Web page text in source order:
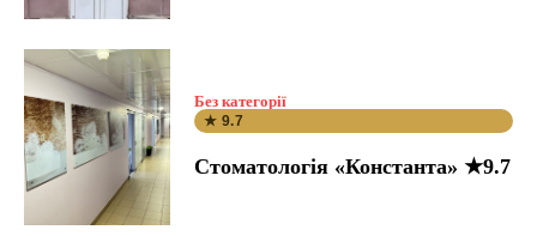
Без категорії
★ 9.7
Стоматологія «Константа» ★9.7